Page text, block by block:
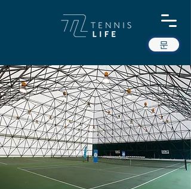
문